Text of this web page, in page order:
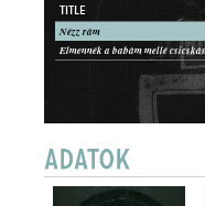
GENRE: PASO DOBLE
TITLE
Nézz rám